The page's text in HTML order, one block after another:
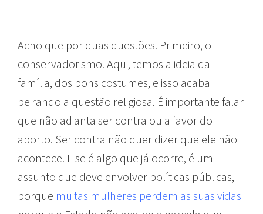
Acho que por duas questões. Primeiro, o
conservadorismo. Aqui, temos a ideia da
família, dos bons costumes, e isso acaba
beirando a questão religiosa. É importante falar
que não adianta ser contra ou a favor do
aborto. Ser contra não quer dizer que ele não
acontece. E se é algo que já ocorre, é um
assunto que deve envolver políticas públicas,
porque muitas mulheres perdem as suas vidas